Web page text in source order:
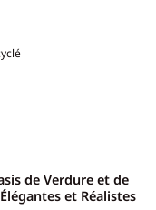
de Verdure et de
et Réalistes